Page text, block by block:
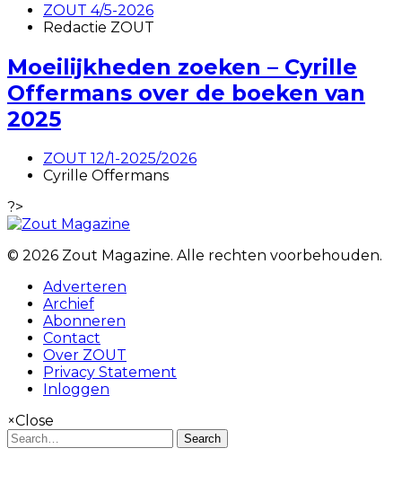
ZOUT 4/5-2026
Redactie ZOUT
Moeilijkheden zoeken – Cyrille
Offermans over de boeken van
2025
ZOUT 12/1-2025/2026
Cyrille Offermans
?>
© 2026 Zout Magazine. Alle rechten voorbehouden.
Adverteren
Archief
Abonneren
Contact
Over ZOUT
Privacy Statement
Inloggen
×Close
Search